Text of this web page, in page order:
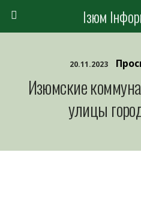
Ізюм
20.11.2023
Изюмские
улицы